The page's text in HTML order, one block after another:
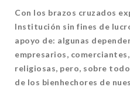
Con los brazos cruzados
Institución sin fines de
apoyo de: algunas
empresarios,
religiosas, pero, sobre
de los bienhechores de